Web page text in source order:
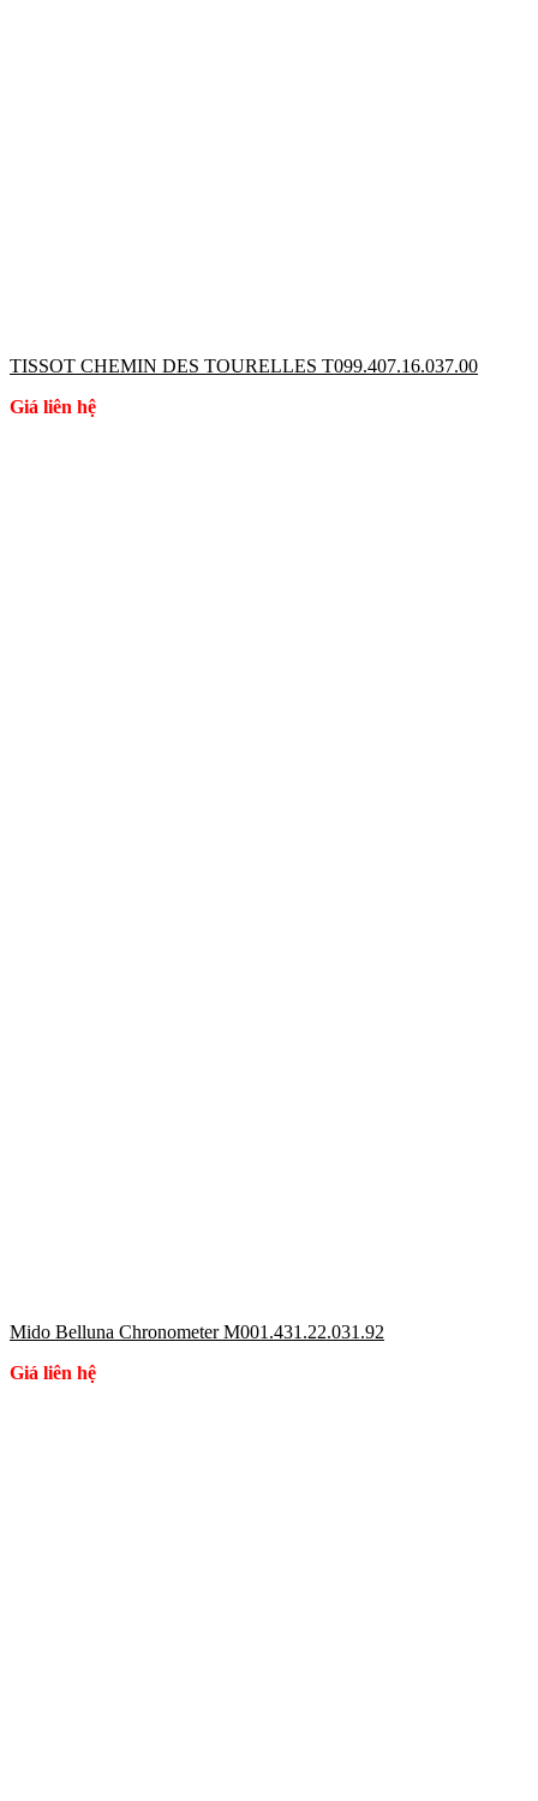
TISSOT CHEMIN DES TOURELLES T099.407.16.037.00
Giá liên hệ
Mido Belluna Chronometer M001.431.22.031.92
Giá liên hệ